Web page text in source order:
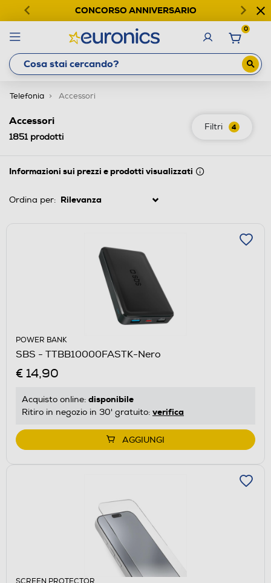
CONCORSO ANNIVERSARIO
0
Telefonia Accessori
Filtri 4
Accessori
1851prodotti
Informazioni sui prezzi e prodotti visualizzati
Ordina per:
POWER BANK
SBS - TTBB10000FASTK-Nero
€ 14,90
Acquisto online: disponibile
Ritiro in negozio in 30' gratuito: verifica
AGGIUNGI